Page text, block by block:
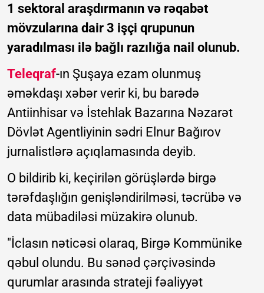
1 sektoral araşdırmanın və rəqabət
mövzularına dair 3 işçi qrupunun
yaradılması ilə bağlı razılığa nail olunub.
Teleqraf-ın Şuşaya ezam olunmuş
əməkdaşı xəbər verir ki, bu barədə
Antiinhisar və İstehlak Bazarına Nəzarət
Dövlət Agentliyinin sədri Elnur Bağırov
jurnalistlərə açıqlamasında deyib.
O bildirib ki, keçirilən görüşlərdə birgə
tərəfdaşlığın genişləndirilməsi, təcrübə və
data mübadiləsi müzakirə olunub.
"İclasın nəticəsi olaraq, Birgə Kommünike
qəbul olundu. Bu sənəd çərçivəsində
qurumlar arasında strateji fəaliyyət